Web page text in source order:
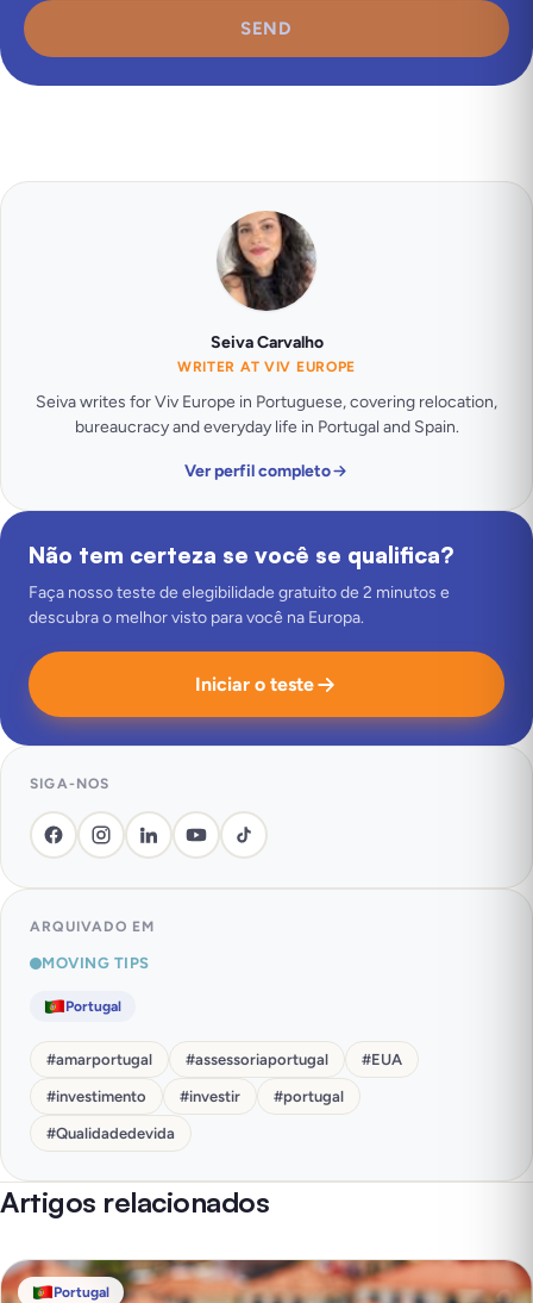
SEND
Seiva Carvalho
WRITER AT VIV EUROPE
Seiva writes for Viv Europe in Portuguese, covering relocation,
bureaucracy and everyday life in Portugal and Spain.
Ver perfil completo
Não tem certeza se você se qualifica?
Faça nosso teste de elegibilidade gratuito de 2 minutos e
descubra o melhor visto para você na Europa.
Iniciar o teste
SIGA-NOS
ARQUIVADO EM
MOVING TIPS
Portugal
#amarportugal #assessoriaportugal #EUA
#investimento #investir #portugal
#Qualidadedevida
Artigos relacionados
Portugal